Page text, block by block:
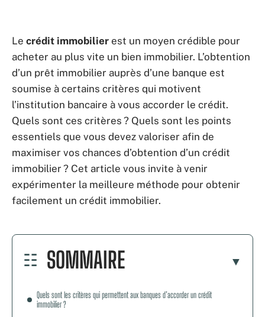
Le crédit immobilier est un moyen crédible pour
acheter au plus vite un bien immobilier. L’obtention
d’un prêt immobilier auprès d’une banque est
soumise à certains critères qui motivent
l’institution bancaire à vous accorder le crédit.
Quels sont ces critères ? Quels sont les points
essentiels que vous devez valoriser afin de
maximiser vos chances d’obtention d’un crédit
immobilier ? Cet article vous invite à venir
expérimenter la meilleure méthode pour obtenir
facilement un crédit immobilier.
SOMMAIRE
Quels sont les critères qui permettent aux banques d’accorder un crédit
immobilier ?